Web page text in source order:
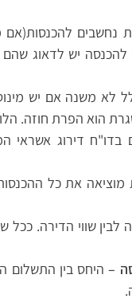
נחשבים
יש לדאוג שהם
לא משנה אם יש
הוא הפרת חוזה.
בדו"ח דירוג אשראי
את כל
לבין שווי הדירה.
– היחס בין התשלום